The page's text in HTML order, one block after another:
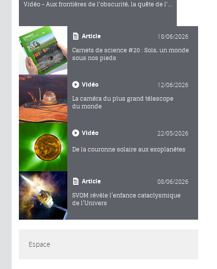
Vidéo - Aux frontières de l'obscurité, la quête de l'...
Article 18/06/2026
Carnets de science #20 : Sols, un monde
sous nos pieds
Vidéo 12/06/2026
La caméra du plus grand télescope
du monde
Vidéo 22/05/2026
De la couronne solaire aux exoplanètes
Article 08/06/2026
SVOM révèle l’enfance cataclysmique
de l’Univers
Espace